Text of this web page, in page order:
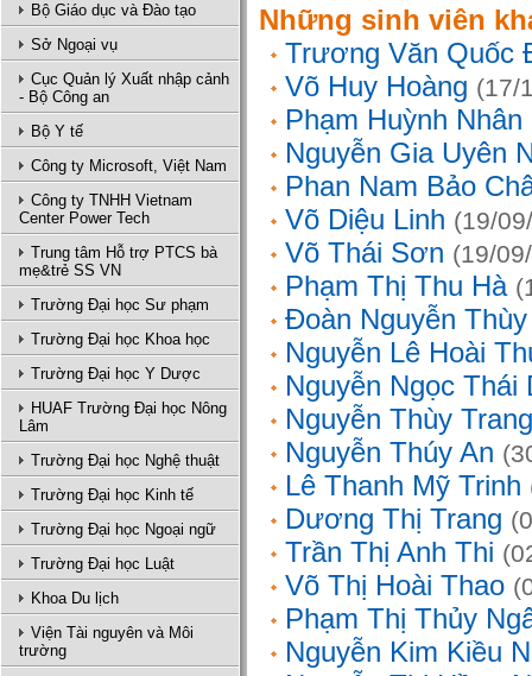
Bộ Giáo dục và Đào tạo
Sở Ngoại vụ
Cục Quản lý Xuất nhập cảnh
- Bộ Công an
Bộ Y tế
Công ty Microsoft, Việt Nam
Công ty TNHH Vietnam
Center Power Tech
Trung tâm Hỗ trợ PTCS bà
mẹ&trẻ SS VN
Trường Đại học Sư phạm
Trường Đại học Khoa học
Trường Đại học Y Dược
HUAF Trường Đại học Nông
Lâm
Trường Đại học Nghệ thuật
Trường Đại học Kinh tế
Trường Đại học Ngoại ngữ
Trường Đại học Luật
Khoa Du lịch
Viện Tài nguyên và Môi
trường
Những sinh viên
Trương Văn Quốc
Võ Huy Hoàng (17/
Phạm Huỳnh Nhân
Nguyễn Gia Uyên
Phan Nam Bảo
Võ Diệu Linh (19/
Võ Thái Sơn (19/
Phạm Thị Thu Hà
Đoàn Nguyễn
Nguyễn Lê Hoài
Nguyễn Ngọc Thái
Nguyễn Thùy Trang
Nguyễn Thúy An
Lê Thanh Mỹ Trinh
Dương Thị Trang
Trần Thị Anh Thi
Võ Thị Hoài Thao
Phạm Thị Thủy
Nguyễn Kim Kiều